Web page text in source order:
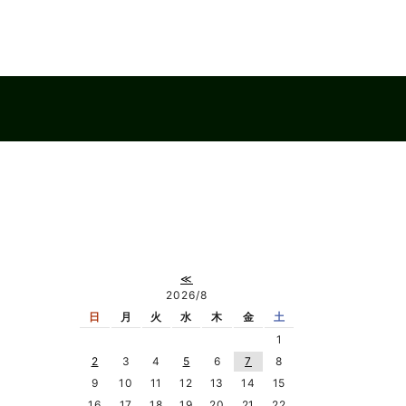
≪
2026/8
日
月 火 水 木 金
土
1
2
3 4 5 6 7
8
9
10 11 12 13 14
15